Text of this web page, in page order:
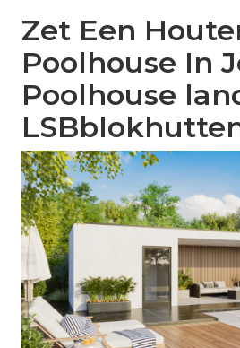
Zet Een
Poolhouse In
Poolhouse